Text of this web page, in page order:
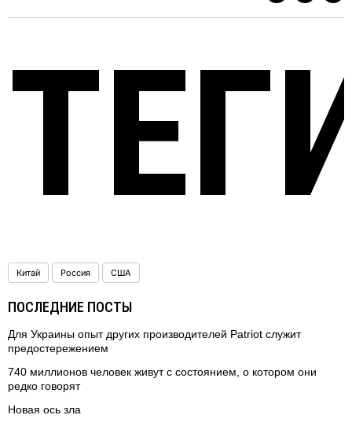
Китай Россия США
ПОСЛЕДНИЕ ПОСТЫ
Для Украины опыт других производителей Patriot служит
предостережением
740 миллионов человек живут с состоянием, о котором они
редко говорят
Новая ось зла